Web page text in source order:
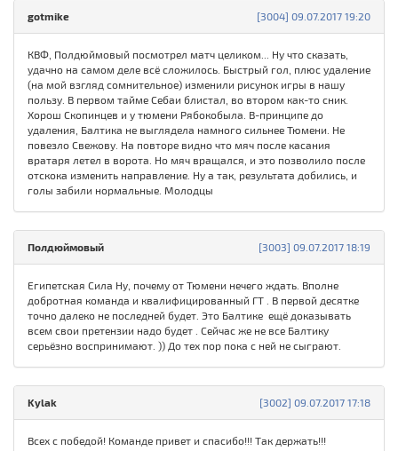
[3004] 09.07.2017 19:20
gotmike
КВФ, Полдюймовый посмотрел матч целиком... Ну что сказать,
удачно на самом деле всё сложилось. Быстрый гол, плюс удаление
(на мой взгляд сомнительное) изменили рисунок игры в нашу
пользу. В первом тайме Себаи блистал, во втором как-то сник.
Хорош Скопинцев и у тюмени Рябокобыла. В-принципе до
удаления, Балтика не выглядела намного сильнее Тюмени. Не
повезло Свежову. На повторе видно что мяч после касания
вратаря летел в ворота. Но мяч вращался, и это позволило после
отскока изменить направление. Ну а так, результата добились, и
голы забили нормальные. Молодцы
[3003] 09.07.2017 18:19
Полдюймовый
Египетская Сила Ну, почему от Тюмени нечего ждать. Вполне
добротная команда и квалифицированный ГТ . В первой десятке
точно далеко не последней будет. Это Балтике ещё доказывать
всем свои претензии надо будет . Сейчас же не все Балтику
серьёзно воспринимают. )) До тех пор пока с ней не сыграют.
[3002] 09.07.2017 17:18
Kylak
Всех с победой! Команде привет и спасибо!!! Так держать!!!